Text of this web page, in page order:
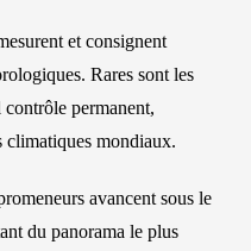
et consignent
Rares sont les
permanent,
climatiques mondiaux.
avancent sous le
du panorama le plus